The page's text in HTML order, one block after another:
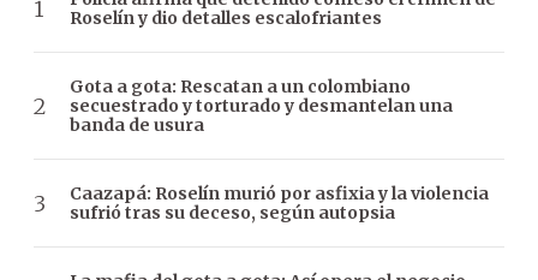
Roselín y dio detalles escalofriantes
Gota a gota: Rescatan a un colombiano
secuestrado y torturado y desmantelan una
banda de usura
Caazapá: Roselín murió por asfixia y la violencia
sufrió tras su deceso, según autopsia